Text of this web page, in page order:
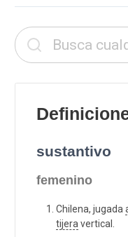
sustantivo
femenino
Chilena, jugada
tijera vertical.